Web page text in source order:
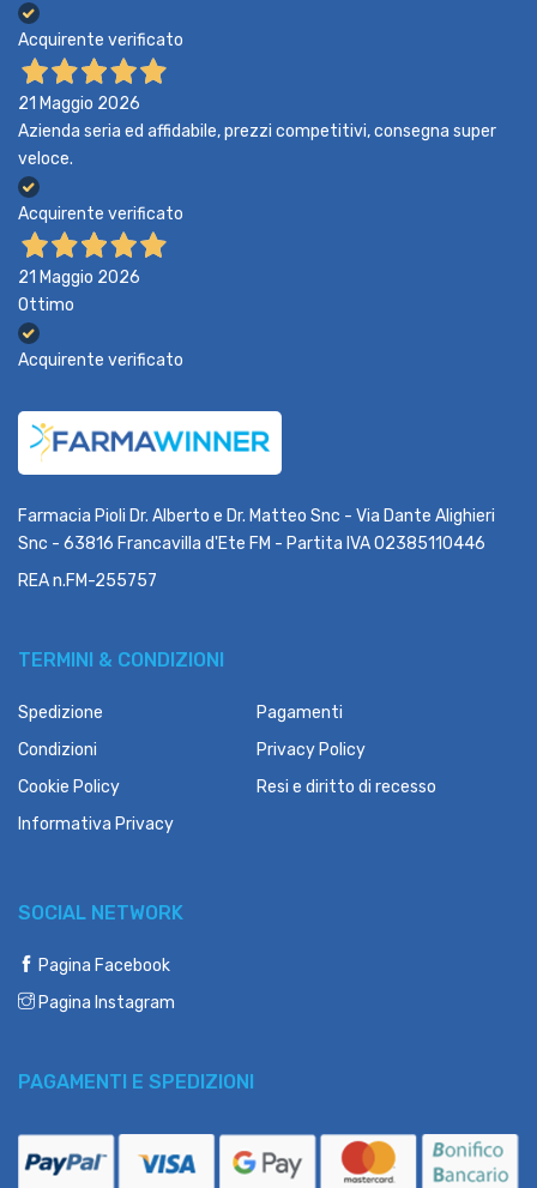
Acquirente verificato
21 Maggio 2026
Azienda seria ed affidabile, prezzi competitivi, consegna super
veloce.
Acquirente verificato
21 Maggio 2026
Ottimo
Acquirente verificato
Farmacia Pioli Dr. Alberto e Dr. Matteo Snc - Via Dante Alighieri
Snc - 63816 Francavilla d'Ete FM - Partita IVA 02385110446
REA n.FM-255757
TERMINI & CONDIZIONI
Spedizione
Pagamenti
Condizioni
Privacy Policy
Cookie Policy
Resi e diritto di recesso
Informativa Privacy
SOCIAL NETWORK
Pagina Facebook
Pagina Instagram
PAGAMENTI E SPEDIZIONI